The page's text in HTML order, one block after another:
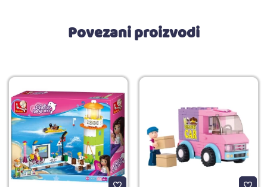
Povezani proizvodi